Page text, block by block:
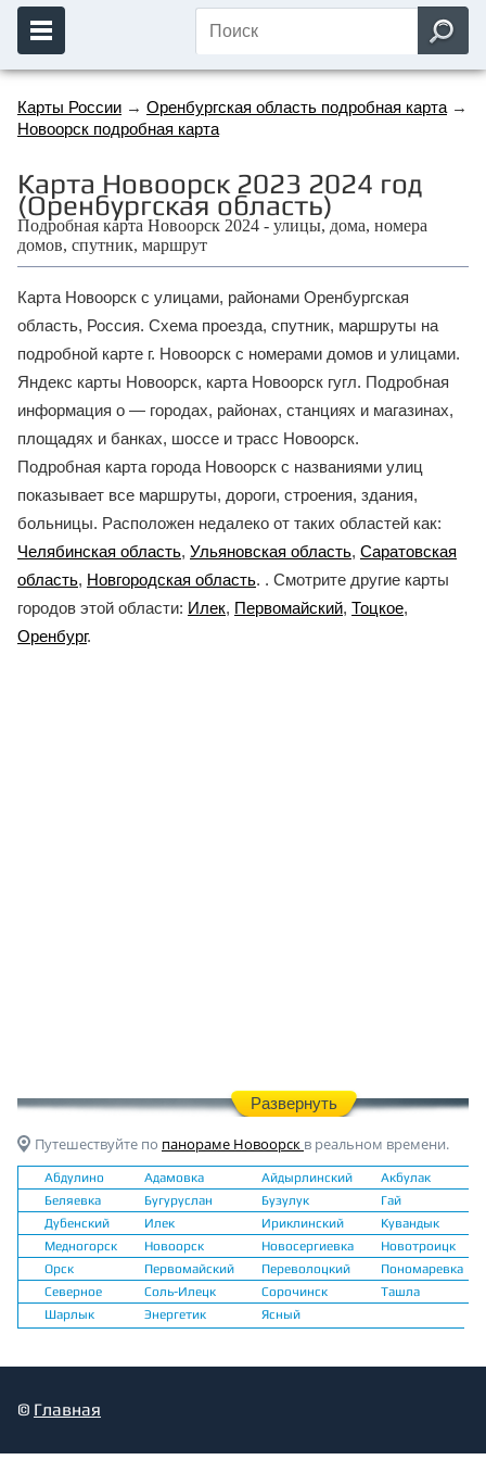
Карты России → Оренбургская область подробная карта →
Новоорск подробная карта
Карта Новоорск 2023 2024 год
(Оренбургская область)
Подробная карта Новоорск 2024 - улицы, дома, номера
домов, спутник, маршрут
Карта Новоорск с улицами, районами Оренбургская
область, Россия. Схема проезда, спутник, маршруты на
подробной карте г. Новоорск с номерами домов и улицами.
Яндекс карты Новоорск, карта Новоорск гугл. Подробная
информация о — городах, районах, станциях и магазинах,
площадях и банках, шоссе и трасс Новоорск.
Подробная карта города Новоорск с названиями улиц
показывает все маршруты, дороги, строения, здания,
больницы. Расположен недалеко от таких областей как:
Челябинская область, Ульяновская область, Саратовская
область, Новгородская область. . Смотрите другие карты
городов этой области: Илек, Первомайский, Тоцкое,
Оренбург.
Развернуть
Путешествуйте по панораме Новоорск в реальном времени.
Абдулино Адамовка Айдырлинский
Акбулак
Беляевка
Бугуруслан Бузулук
Гай
Дубенский
Илек Ириклинский
Кувандык
Медногорск
Новоорск Новосергиевка
Новотроицк
Орск
Первомайский Переволоцкий
Пономаревка
Северное
Соль-Илецк Сорочинск
Ташла
Шарлык
Энергетик Ясный
© Главная